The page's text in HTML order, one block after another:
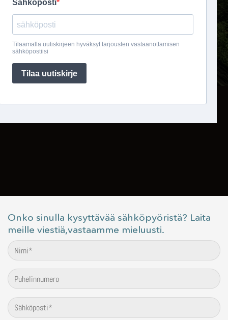
Onko sinulla kysyttävää sähköpyöristä? Laita
meille viestiä,vastaamme mieluusti.